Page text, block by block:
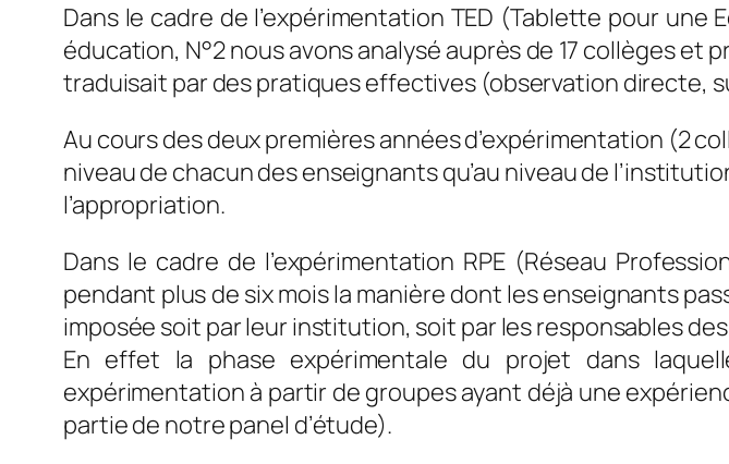
Dans le cadre de l’expérimentation TED (Tablette pour
éducation, N°2 nous avons analysé auprès de 17 collèges
traduisait par des pratiques effectives (observation directe,
Au cours des deux premières années d’expérimentation (2
niveau de chacun des enseignants qu’au niveau de
l’appropriation.
Dans le cadre de l’expérimentation RPE (Réseau
pendant plus de six mois la manière dont les enseignants
imposée soit par leur institution, soit par les responsables
En effet la phase expérimentale du projet dans
expérimentation à partir de groupes ayant déjà une
partie de notre panel d’étude).